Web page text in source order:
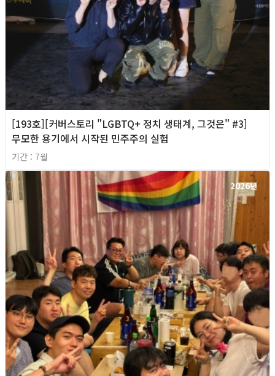
[193호][커버스토리 "LGBTQ+ 정치 생태계, 그것은" #3]
무모한 용기에서 시작된 민주주의 실험
기간 : 7월
2026년